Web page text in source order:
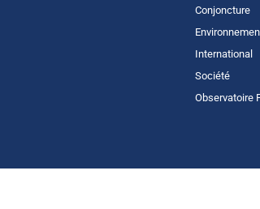
Conjoncture
International
Société
Observatoire